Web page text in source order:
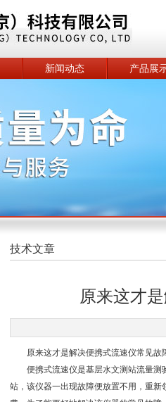
新闻动态 产品展
技术文章
原来这才
原来这才是解决便携式流速仪常见故
便携式流速仪是基层水文测站流量测
站，该仪器一出现故障便放置不用，重